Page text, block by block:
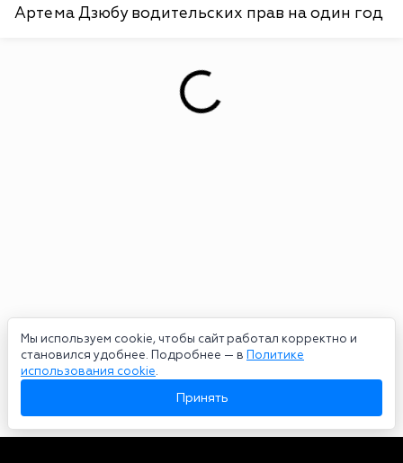
Мы используем cookie, чтобы сайт работал корректно и
становился удобнее. Подробнее — в Политике
использования cookie.
Принять
Артема Дзюбу водительских прав на один год